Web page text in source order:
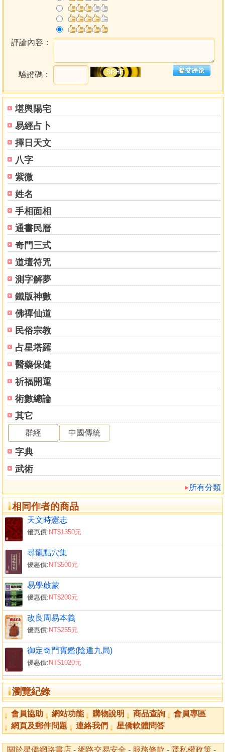
堪輿陽宅
易經占卜
擇日天文
八字
紫微
姓名
手相面相
通書民曆
奇門三式
道壇符咒
測字解夢
鐵版神數
佛禪仙道
民俗宗教
占星塔羅
醫藥保健
祈福開運
術數總論
其它
群經 中國傳統
字典
武術
所有分類
相同作者的商品
天文時憲志
優惠價: NT$1350元
尋龍點穴集
優惠價: NT$500元
易學啟蒙
優惠價: NT$200元
改良周易本義
優惠價: NT$255元
御定奇門寶鑑(陰遁九局)
優惠價: NT$1020元
瀏覽紀錄
求朓朒定數次法
初未定數 求定日術
年紀太歲所在辰次術
求紀歲太乙入六紀法 求歲紀
求日計太乙入紀元局術 求時計太乙入紀元局術
求四計太乙所在宮次術
求四計天目文昌所在術 求四計計神所在術
求歲計八門略例
求冬至二至八門所在術 推三七六儀主九星八門式
飛九宮
飛八門 求四計定計
明太乙計年之法
明太乙式儀之原術 明太乙式運之法
明太乙歲月日時
明太乙改治所主術 明太乙五將
明五時應五方休咎之術
明計神定計目二神所主 明太乙主將動靜所主術
明主客之氣統行之法
明太乙九宮所主術 明太乙絕陰絕陽之宮術
明太乙八門所主術
明太乙八門變通術 明太乙十六宮間神之數
明太乙五行主客之數變化術
明太乙主客陰陽不和 明太乙陰陽相資為用術
明太乙統行五運六氣術
明太乙主客陰陽厄會 明三才以推天地人術
明太乙五音以推災變術
明太乙五音之數術 諸將與太乙同宮諸列同用
諸將與太乙格對
諸將自固宮 諸將自對
明太乙奄迫關囚
釋掩 釋迫
釋關
釋囚 釋擊
釋格
釋對 釋提挾
釋提執
釋四郭固 釋四郭杜
明天子巡狩之期術
明邵國進賢良之期術 明人君出師略地
明五將發不發之術 明長短之數占緩急術
明數之多少以占勝負術
明太乙為內外以助主客術 明數有孤單以占成敗術
明數有所主以占吉凶術
明主客以分先後動靜 明內外以占攻擊術
明內外大臣輔相賢否
明內將賢否術 明太乙大小諸將
明太歲與太乙相格
明太陰與太乙二目併同主術 明文昌變化所主術
明始擊變化所主術
卷之二
明始擊加臨二十八宿 明主大所主術
明客大客參所主術
明太乙九星所值吉凶之術 九星八宮定位遷臨
明九星干支造化所主術
明文昌九星行九宮所主術 明太乙數之原本所主術
明君基太乙所主術
明民基太乙所主術 明五福太乙所主術
明五福吉算所主術
評論內容：
驗證碼：
會員協助 網站功能 購物說明 商品查詢
會員專區
網頁及郵件問題
連絡我們 星僑軟體問答
關於星僑網路書店 - 網路交易安全 - 服務條款 - 隱私權政策 -